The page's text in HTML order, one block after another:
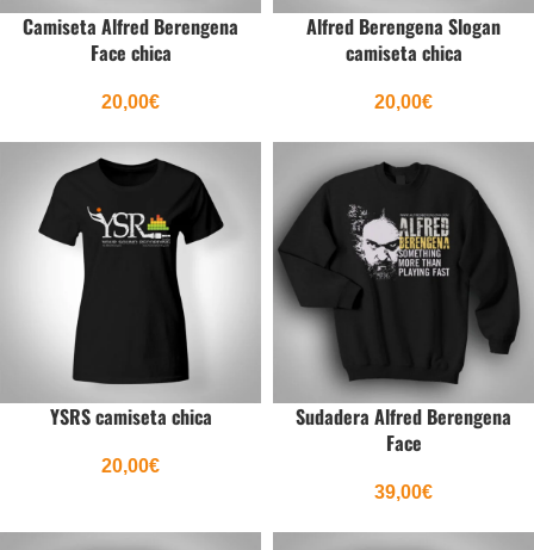
Camiseta Alfred Berengena
Face chica
20,00€
Alfred Berengena Slogan
camiseta chica
20,00€
YSRS camiseta chica
20,00€
Sudadera Alfred Berengena
Face
39,00€